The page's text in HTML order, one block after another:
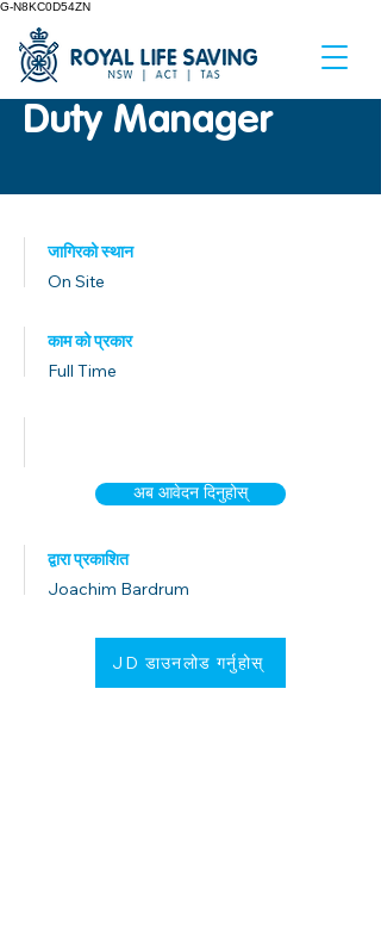
G-N8KC0D54ZN
Duty Manager
जागिरको स्थान
On Site
काम को प्रकार
Full Time
अब आवेदन दिनुहोस्
द्वारा प्रकाशित
Joachim Bardrum
JD डाउनलोड गर्नुहोस्